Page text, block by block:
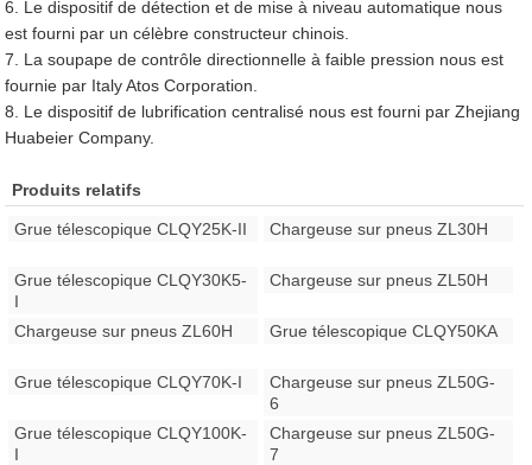
6. Le dispositif de détection et de mise à niveau automatique nous
est fourni par un célèbre constructeur chinois.
7. La soupape de contrôle directionnelle à faible pression nous est
fournie par Italy Atos Corporation.
8. Le dispositif de lubrification centralisé nous est fourni par Zhejiang
Huabeier Company.
Produits relatifs
Grue télescopique CLQY25K-II Chargeuse sur pneus ZL30H
Grue télescopique CLQY30K5-
I
Chargeuse sur pneus ZL50H
Chargeuse sur pneus ZL60H Grue télescopique CLQY50KA
Grue télescopique CLQY70K-I
Chargeuse sur pneus ZL50G-
6
Grue télescopique CLQY100K-
I
Chargeuse sur pneus ZL50G-
7